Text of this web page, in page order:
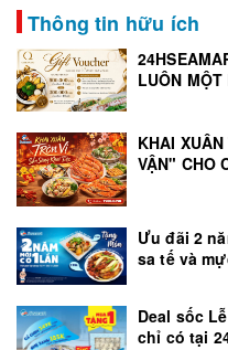
Thông tin hữu ích
LUÔN
KHAI
VẬN" CHO
Ưu đãi 2
sa tế và
Deal sốc
chỉ có tại